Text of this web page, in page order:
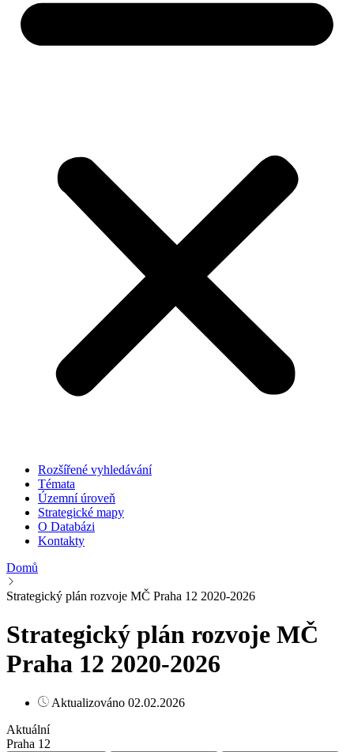
Rozšířené vyhledávání
Témata
Územní úroveň
Strategické mapy
O Databázi
Kontakty
Domů
Strategický plán rozvoje MČ Praha 12 2020-2026
Strategický plán rozvoje MČ
Praha 12 2020-2026
Aktualizováno 02.02.2026
Aktuální
Praha 12